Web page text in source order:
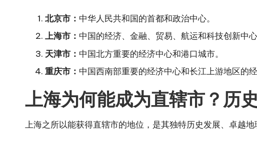
北京市： 中华人民共和国的首都和政治中心。
上海市： 中国的经济、金融、贸易、航运和科技创新中心
天津市： 中国北方重要的经济中心和港口城市。
重庆市： 中国西南部重要的经济中心和长江上游地区的经
上海为何能成为直辖市？历
上海之所以能获得直辖市的地位，是其独特历史发展、卓越